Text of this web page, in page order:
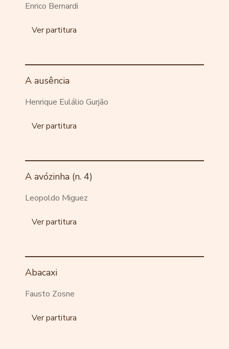
Enrico Bernardi
Ver partitura
A ausência
Henrique Eulálio Gurjão
Ver partitura
A avózinha (n. 4)
Leopoldo Miguez
Ver partitura
Abacaxi
Fausto Zosne
Ver partitura